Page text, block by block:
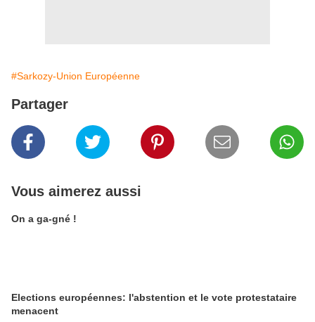
#Sarkozy-Union Européenne
Partager
Vous aimerez aussi
On a ga-gné !
Elections européennes: l'abstention et le vote protestataire
menacent